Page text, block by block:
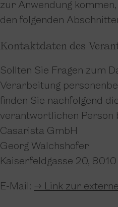
zur Anwendung
den folgenden
Kontaktdaten des
Sollten Sie Fragen zum
Verarbeitung
finden Sie nachfolgend
verantwortlichen Person
Casarista GmbH
Georg Walchshofer
Kaiserfeldgasse 20,
E-Mail: → Link zur